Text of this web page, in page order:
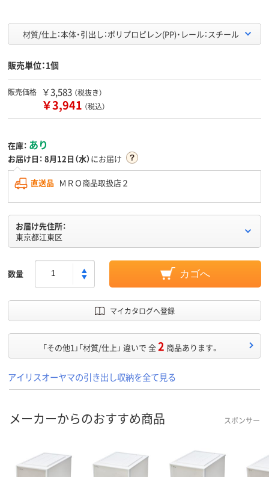
材質/仕上：本体・引出し：ポリプロピレン(PP)・レール：スチール
販売単位：1個
販売価格 ￥3,583 （税抜き）
￥3,941 （税込）
在庫： あり
お届け日： 8月12日（水）にお届け
直送品 ＭＲＯ商品取扱店２
お届け先住所：
東京都江東区
数量 カゴへ
マイカタログへ登録
「その他1」「材質/仕上」 違いで 全2 商品あります。
アイリスオーヤマの引き出し収納を全て見る
メーカーからのおすすめ商品 スポンサー